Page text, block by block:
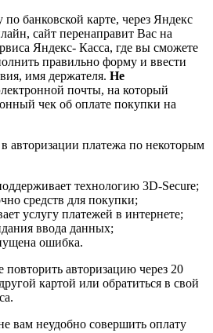
банковской карте, через Яндекс
сайт перенаправит Вас на
Яндекс- Касса, где вы сможете
правильно форму и ввести
имя держателя. Не
почты, на который
чек об оплате покупки на
авторизации платежа по некоторым
технологию 3D-Secure;
средств для покупки;
услугу платежей в интернете;
ввода данных;
ошибка.
авторизацию через 20
картой или обратиться в свой
вам неудобно совершить оплату